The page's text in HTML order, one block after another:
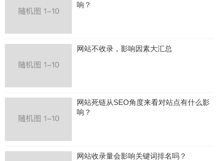
响？
网站不收录，影响因素大汇总
网站死链从SEO角度来看对站点有什么影
响？
网站收录量会影响关键词排名吗？